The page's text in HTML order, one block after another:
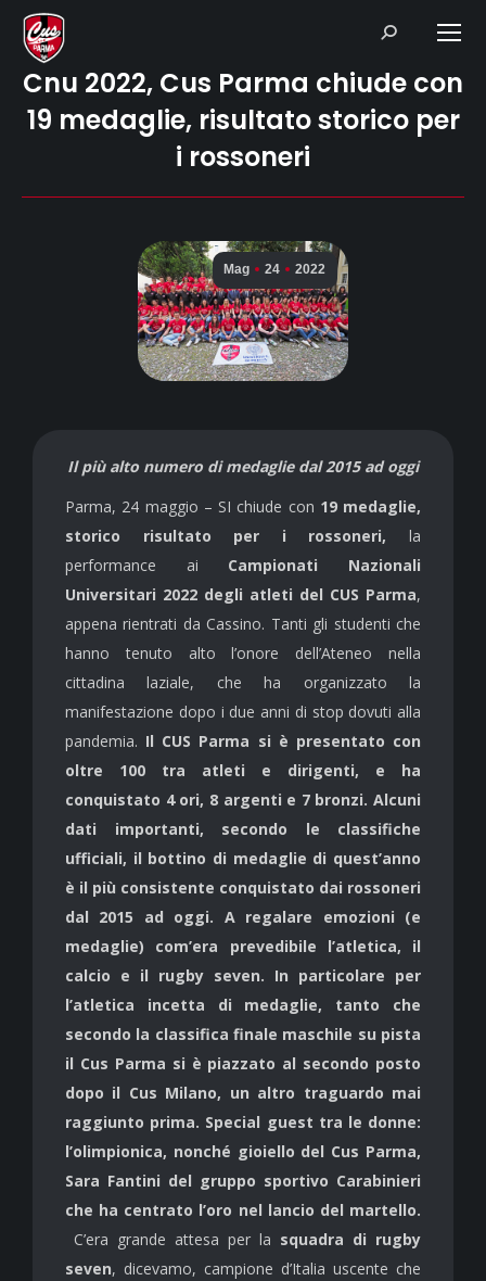
Search:
Cnu 2022, Cus Parma chiude con
19 medaglie, risultato storico per
i rossoneri
Mag 24 2022
Il più alto numero di medaglie dal 2015 ad oggi
Parma, 24 maggio – SI chiude con 19 medaglie,
storico risultato per i rossoneri, la
performance ai Campionati Nazionali
Universitari 2022 degli atleti del CUS Parma,
appena rientrati da Cassino. Tanti gli studenti che
hanno tenuto alto l’onore dell’Ateneo nella
cittadina laziale, che ha organizzato la
manifestazione dopo i due anni di stop dovuti alla
pandemia. Il CUS Parma si è presentato con
oltre 100 tra atleti e dirigenti, e ha
conquistato 4 ori, 8 argenti e 7 bronzi. Alcuni
dati importanti, secondo le classifiche
ufficiali, il bottino di medaglie di quest’anno
è il più consistente conquistato dai rossoneri
dal 2015 ad oggi. A regalare emozioni (e
medaglie) com’era prevedibile l’atletica, il
calcio e il rugby seven. In particolare per
l’atletica incetta di medaglie, tanto che
secondo la classifica finale maschile su pista
il Cus Parma si è piazzato al secondo posto
dopo il Cus Milano, un altro traguardo mai
raggiunto prima. Special guest tra le donne:
l’olimpionica, nonché gioiello del Cus Parma,
Sara Fantini del gruppo sportivo Carabinieri
che ha centrato l’oro nel lancio del martello.
C’era grande attesa per la squadra di rugby
seven, dicevamo, campione d’Italia uscente che